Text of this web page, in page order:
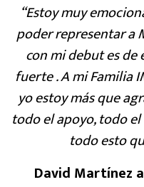
“Estoy muy
poder representar a
con mi debut es
fuerte . A mi Familia
yo estoy más que
todo el apoyo, todo
todo esto
David Martínez